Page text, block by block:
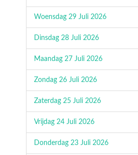
Woensdag 29 Juli 2026
Dinsdag 28 Juli 2026
Maandag 27 Juli 2026
Zondag 26 Juli 2026
Zaterdag 25 Juli 2026
Vrijdag 24 Juli 2026
Donderdag 23 Juli 2026